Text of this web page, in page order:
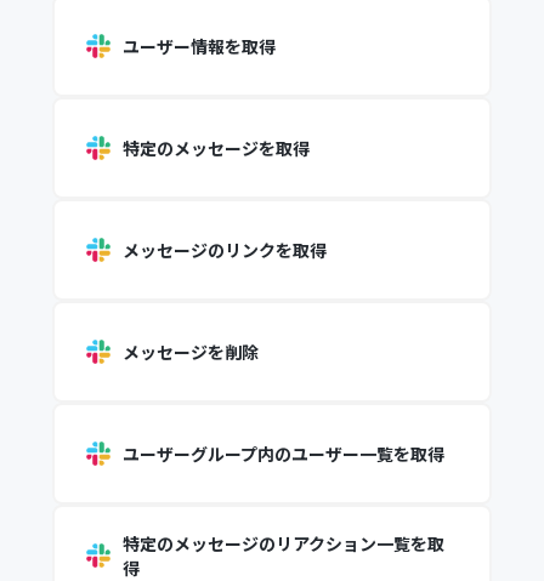
ユーザー情報を取得
特定のメッセージを取得
メッセージのリンクを取得
メッセージを削除
ユーザーグループ内のユーザー一覧を取得
特定のメッセージのリアクション一覧を取
得